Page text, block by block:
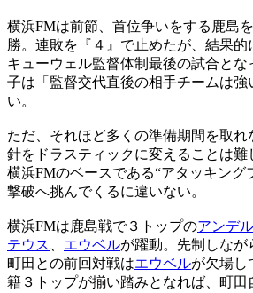
横浜FMは前節、首位争いをする鹿島
勝。連敗を『４』で止めたが、結果
キューウェル監督体制最後の試合とな
子は「監督交代直後の相手チームは強
い。
ただ、それほど多くの準備期間を取
針をドラスティックに変えることは
横浜FMのベースである“アタッキング
撃破へ挑んでくるに違いない。
横浜FMは鹿島戦で３トップのアンデ
テウス
エウベルが躍動。先制しなが
町田との前回対戦はエウベルが欠場し
籍３トップが揃い踏みとなれば、町田